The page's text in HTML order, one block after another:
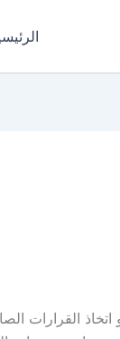
القرارات